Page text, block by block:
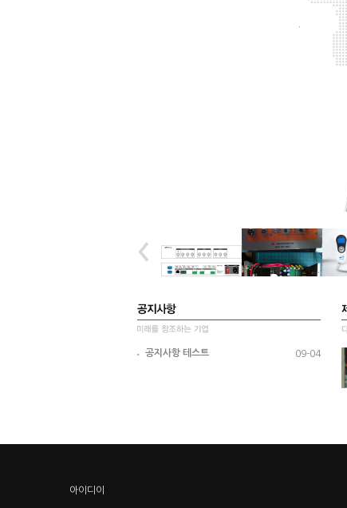
공지사항 테스트 09-04
아이디이